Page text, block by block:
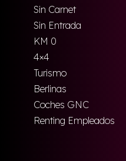
Sin Carnet
Sin Entrada
KM 0
4×4
Turismo
Berlinas
Coches GNC
Renting Empleados